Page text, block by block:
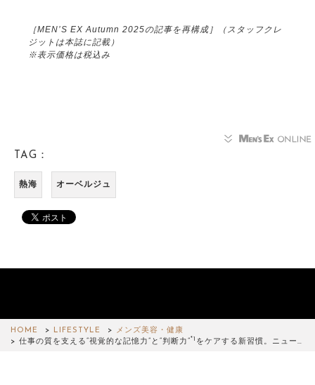
［MEN’S EX Autumn 2025の記事を再構成］（スタッフクレ
ジットは本誌に記載）
※表示価格は税込み
TAG：
熱海 オーベルジュ
HOME LIFESTYLE
メンズ美容・健康
仕事の質を支える“視覚的な記憶力”と“判断力”*1 をケアする新習慣。ニュー…